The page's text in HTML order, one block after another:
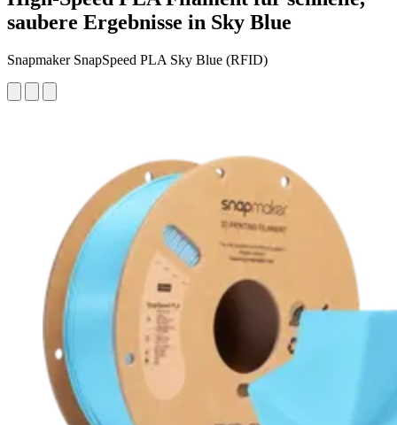
saubere Ergebnisse in Sky Blue
Snapmaker SnapSpeed PLA Sky Blue (RFID)